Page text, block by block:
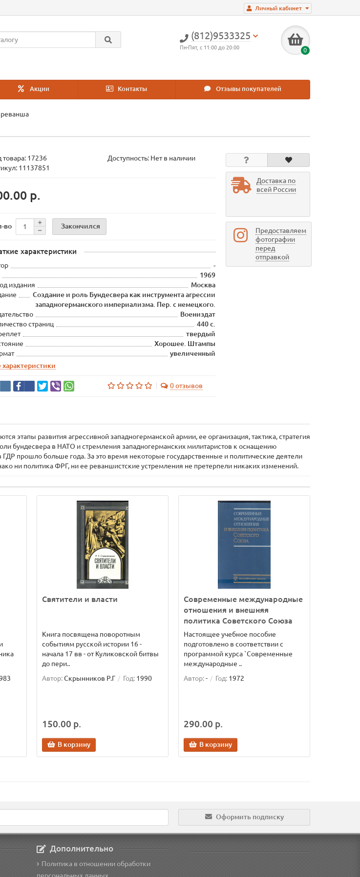
Личный кабинет
(812)9533325
Пн-Пят, с 11:00 до 20:00 0
Акции Контакты Отзывы покупателей
реванша
товара: 17236
Доступность: Нет в наличии
11137851
р.
во Закончился
характеристики
-
1969
издания
Москва
Создание и роль Бундесвера как инструмента агрессии
западногерманского империализма. Пер. с немецкого.
Воениздат
страниц
440 с.
твердый
Хорошее. Штампы
увеличенный
характеристики
0 отзывов
Доставка по
всей России
Предоставляем
фотографии
перед
отправкой
этапы развития агрессивной западногерманской армии, ее организация, тактика, стратегия
бундесвера в НАТО и стремления западногерманских милитаристов к оснащению
прошло больше года. За это время некоторые государственные и политические деятели
ни политика ФРГ, ни ее реваншистские устремления не претерпели никаких изменений.
Святители и власти
Книга посвящена поворотным
событиям русской истории 16 -
начала 17 вв - от Куликовской битвы
до пери..
Автор:Скрынников Р.Г Год: 1990
150.00 р.
В корзину
Современные международные
отношения и внешняя
политика Советского Союза
Настоящее учебное пособие
подготовлено в соответствии с
программой курса `Современные
международные ..
Автор:- Год: 1972
290.00 р.
В корзину
Оформить подписку
Дополнительно
Политика в отношении обработки